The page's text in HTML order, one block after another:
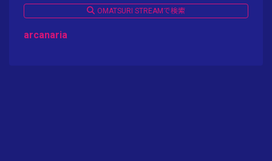
OMATSURI STREAMで検索
arcanaria